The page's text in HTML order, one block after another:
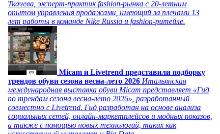
Ткачева, эксперт-практик fashion-рынка с 20-летним
опытом управления продажами, имеющий за плечами 13
лет работы в команде Nike Russia и fashion-ритейле.
Micam и Livetrend представили подборку
трендов обуви сезона весна-лето 2026 Итальянская
международная выставка обуви Micam представляет «Гид
по трендам сезона весна-лето 2026», разработанный
совместно с Livetrend. Гид разработан на основе анализа
социальных сетей, онлайн-маркетплейсов и модных показов,
а также с помощью новых технологий, таких как